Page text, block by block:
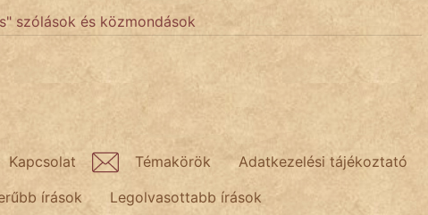
szólások és közmondások
Kapcsolat Témakörök Adatkezelési tájékoztató
írások
Legolvasottabb írások